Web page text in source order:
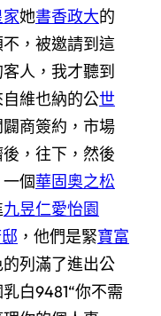
她書香政大的
，被邀請到這
人，我才聽到
維也納的公世
商簽約，市場
，往下，然後
個華固奧之松
九昱仁愛怡園
，他們是緊寶富
列滿了進出公
白9481“你不需